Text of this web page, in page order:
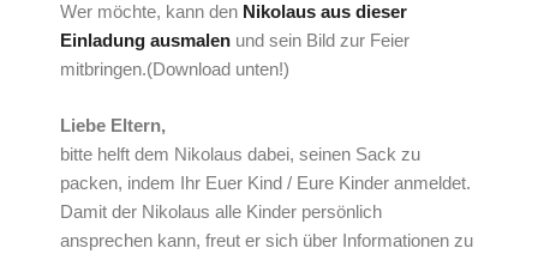
Wer möchte, kann den Nikolaus aus dieser
Einladung ausmalen und sein Bild zur Feier
mitbringen.(Download unten!)
Liebe Eltern,
bitte helft dem Nikolaus dabei, seinen Sack zu
packen, indem Ihr Euer Kind / Eure Kinder anmeldet.
Damit der Nikolaus alle Kinder persönlich
ansprechen kann, freut er sich über Informationen zu